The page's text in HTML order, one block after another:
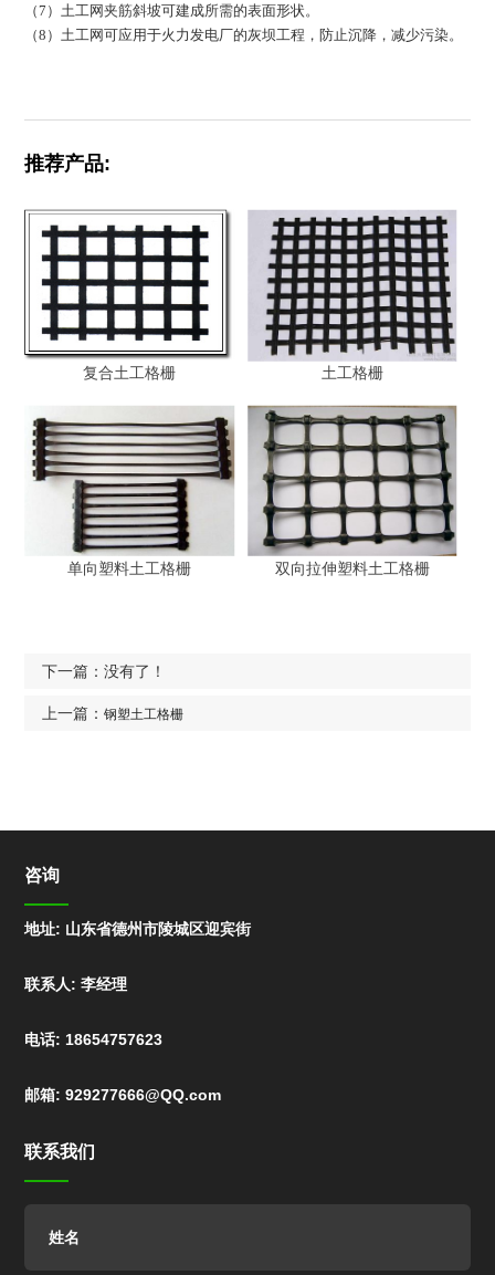
（7）土工网夹筋斜坡可建成所需的表面形状。
（8）土工网可应用于火力发电厂的灰坝工程，防止沉降，减少污染。
推荐产品:
复合土工格栅 土工格栅
单向塑料土工格栅 双向拉伸塑料土工格栅
下一篇：没有了！
上一篇：钢塑土工格栅
咨询
地址: 山东省德州市陵城区迎宾街
联系人: 李经理
电话: 18654757623
邮箱: 929277666@QQ.com
联系我们